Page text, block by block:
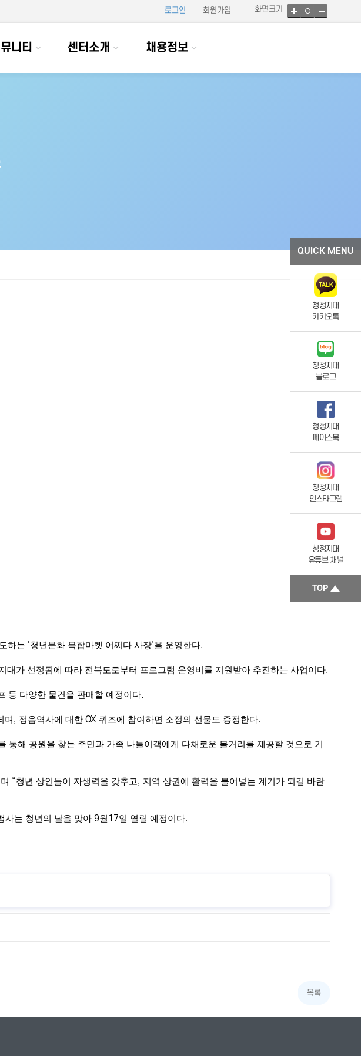
로그인 회원가입 화면크기
니티 센터소개 채용정보
하는 '청년문화 복합마켓 어쩌다 사장’을 운영한다.
대가 선정됨에 따라 전북도로부터 프로그램 운영비를 지원받아 추진하는 사업이다.
등 다양한 물건을 판매할 예정이다.
며 , 정읍역사에 대한 OX 퀴즈에 참여하면 소정의 선물도 증정한다.
통해 공원을 찾는 주민과 가족 나들이객에게 다채로운 볼거리를 제공할 것으로 기
며 “청년 상인들이 자생력을 갖추고, 지역 상권에 활력을 불어넣는 계기가 되길 바란
사는 청년의 날을 맞아 9월 17일 열릴 예정이다.
목록
QUICK MENU
청정지대
카카오톡
청정지대
블로그
청정지대
페이스북
청정지대
인스타그램
청정지대
유튜브 채널
TOP